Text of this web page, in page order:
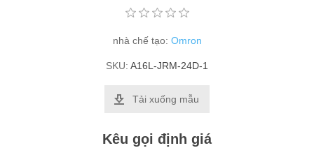
nhà chế tạo: Omron
SKU: A16L-JRM-24D-1
Tải xuống mẫu
Kêu gọi định giá